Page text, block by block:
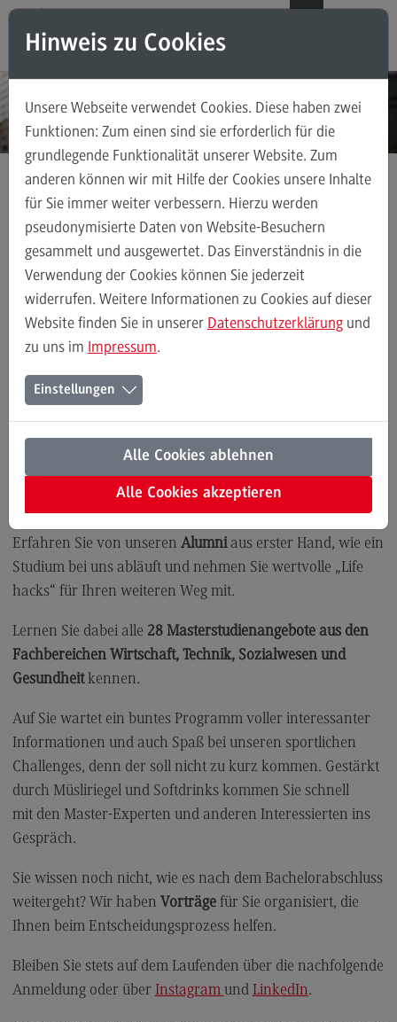
Direkt zum Inhalt
Direkt zum Hauptmenu
Direkt zum Footer
Modul-O-Mat
Masterstudiengänge
Accounting, Controlling, Taxation
Accounting, Controlling, Taxation
Modulangebot
Berufsperspektiven
Kontakt
Advanced Practice in Healthcare
Advanced Practice in Healthcare
Rahmenbedingungen
Modulangebot
Bauingenieurwesen
Bauingenieurwesen
Rahmenbedingungen
Modulangebot
Kontakt
Data Science and Artificial Intelligence
Profil-O-Mat Data Science and Artificial
Intelligence
(External link)
Rahmenbedingungen
Modulangebot
Berufsperspektiven
Kontakt
Digital Business Management
Modulangebot
Anmeldung Infoveranstaltungen Master Insights Stuttgart
Master Insights on Campus -
Stuttgart
Datum:20.10.2026
Uhrzeit:16:30 Uhr
70174 Stuttgart, Cafeteria
Infoständenkönnen Sie mit unseren
Erfahren Sie von unseren Alumniaus erster Hand, wie ein
Studium bei uns abläuft und nehmen Sie wertvolle „Life
hacks“ für Ihren weiteren Weg mit.
Lernen Sie dabei alle 28 Masterstudienangebote aus den
Fachbereichen Wirtschaft, Technik, Sozialwesen und
Gesundheitkennen.
Auf Sie wartet ein buntes Programm voller interessanter
Informationen und auch Spaß bei unseren sportlichen
Challenges, denn der soll nicht zu kurz kommen. Gestärkt
durch Müsliriegel und Softdrinks kommen Sie schnell
mit den Master-Experten und anderen Interessierten ins
Gespräch.
Sie wissen noch nicht, wie es nach dem Bachelorabschluss
weitergeht? Wir haben Vorträge für Sie organisiert, die
Ihnen beim Entscheidungsprozess helfen.
Bleiben Sie stets auf dem Laufenden über die nachfolgende
Anmeldung oder über Instagram und LinkedIn.
Hinweis zu Cookies
Unsere Webseite verwendet Cookies. Diese haben zwei
Funktionen: Zum einen sind sie erforderlich für die
grundlegende Funktionalität unserer Website. Zum
anderen können wir mit Hilfe der Cookies unsere Inhalte
für Sie immer weiter verbessern. Hierzu werden
pseudonymisierte Daten von Website-Besuchern
gesammelt und ausgewertet. Das Einverständnis in die
Verwendung der Cookies können Sie jederzeit
widerrufen. Weitere Informationen zu Cookies auf dieser
Website finden Sie in unserer Datenschutzerklärung und
zu uns im Impressum.
Einstellungen
Alle Cookies ablehnen
Alle Cookies akzeptieren